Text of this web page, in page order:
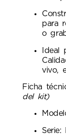
para
o
Ideal
vivo,
Ficha
del kit)
Serie: